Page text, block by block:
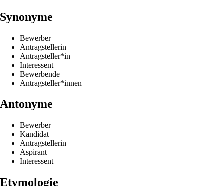
Synonyme
Bewerber
Antragstellerin
Antragsteller*in
Interessent
Bewerbende
Antragsteller*innen
Antonyme
Bewerber
Kandidat
Antragstellerin
Aspirant
Interessent
Etymologie